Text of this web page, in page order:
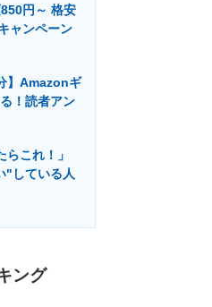
円～ 格安
ャンペーン
】Amazonギ
！読者アン
らこれ！」
"している人
ング